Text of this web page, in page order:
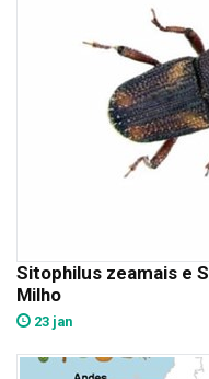
Sitophilus zeamais e
Milho
23 jan